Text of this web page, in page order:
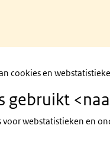
cookies en
gebruikt
webstatistieken en